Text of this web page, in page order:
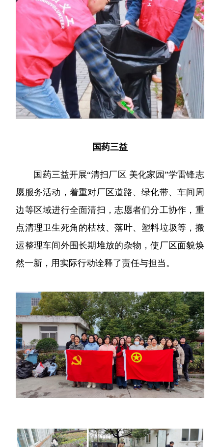
国药三益
国药三益开展“清扫厂区 美化家园”学雷锋志
愿服务活动，着重对厂区道路、绿化带、车间周
边等区域进行全面清扫，志愿者们分工协作，重
点清理卫生死角的枯枝、落叶、塑料垃圾等，搬
运整理车间外围长期堆放的杂物，使厂区面貌焕
然一新，用实际行动诠释了责任与担当。